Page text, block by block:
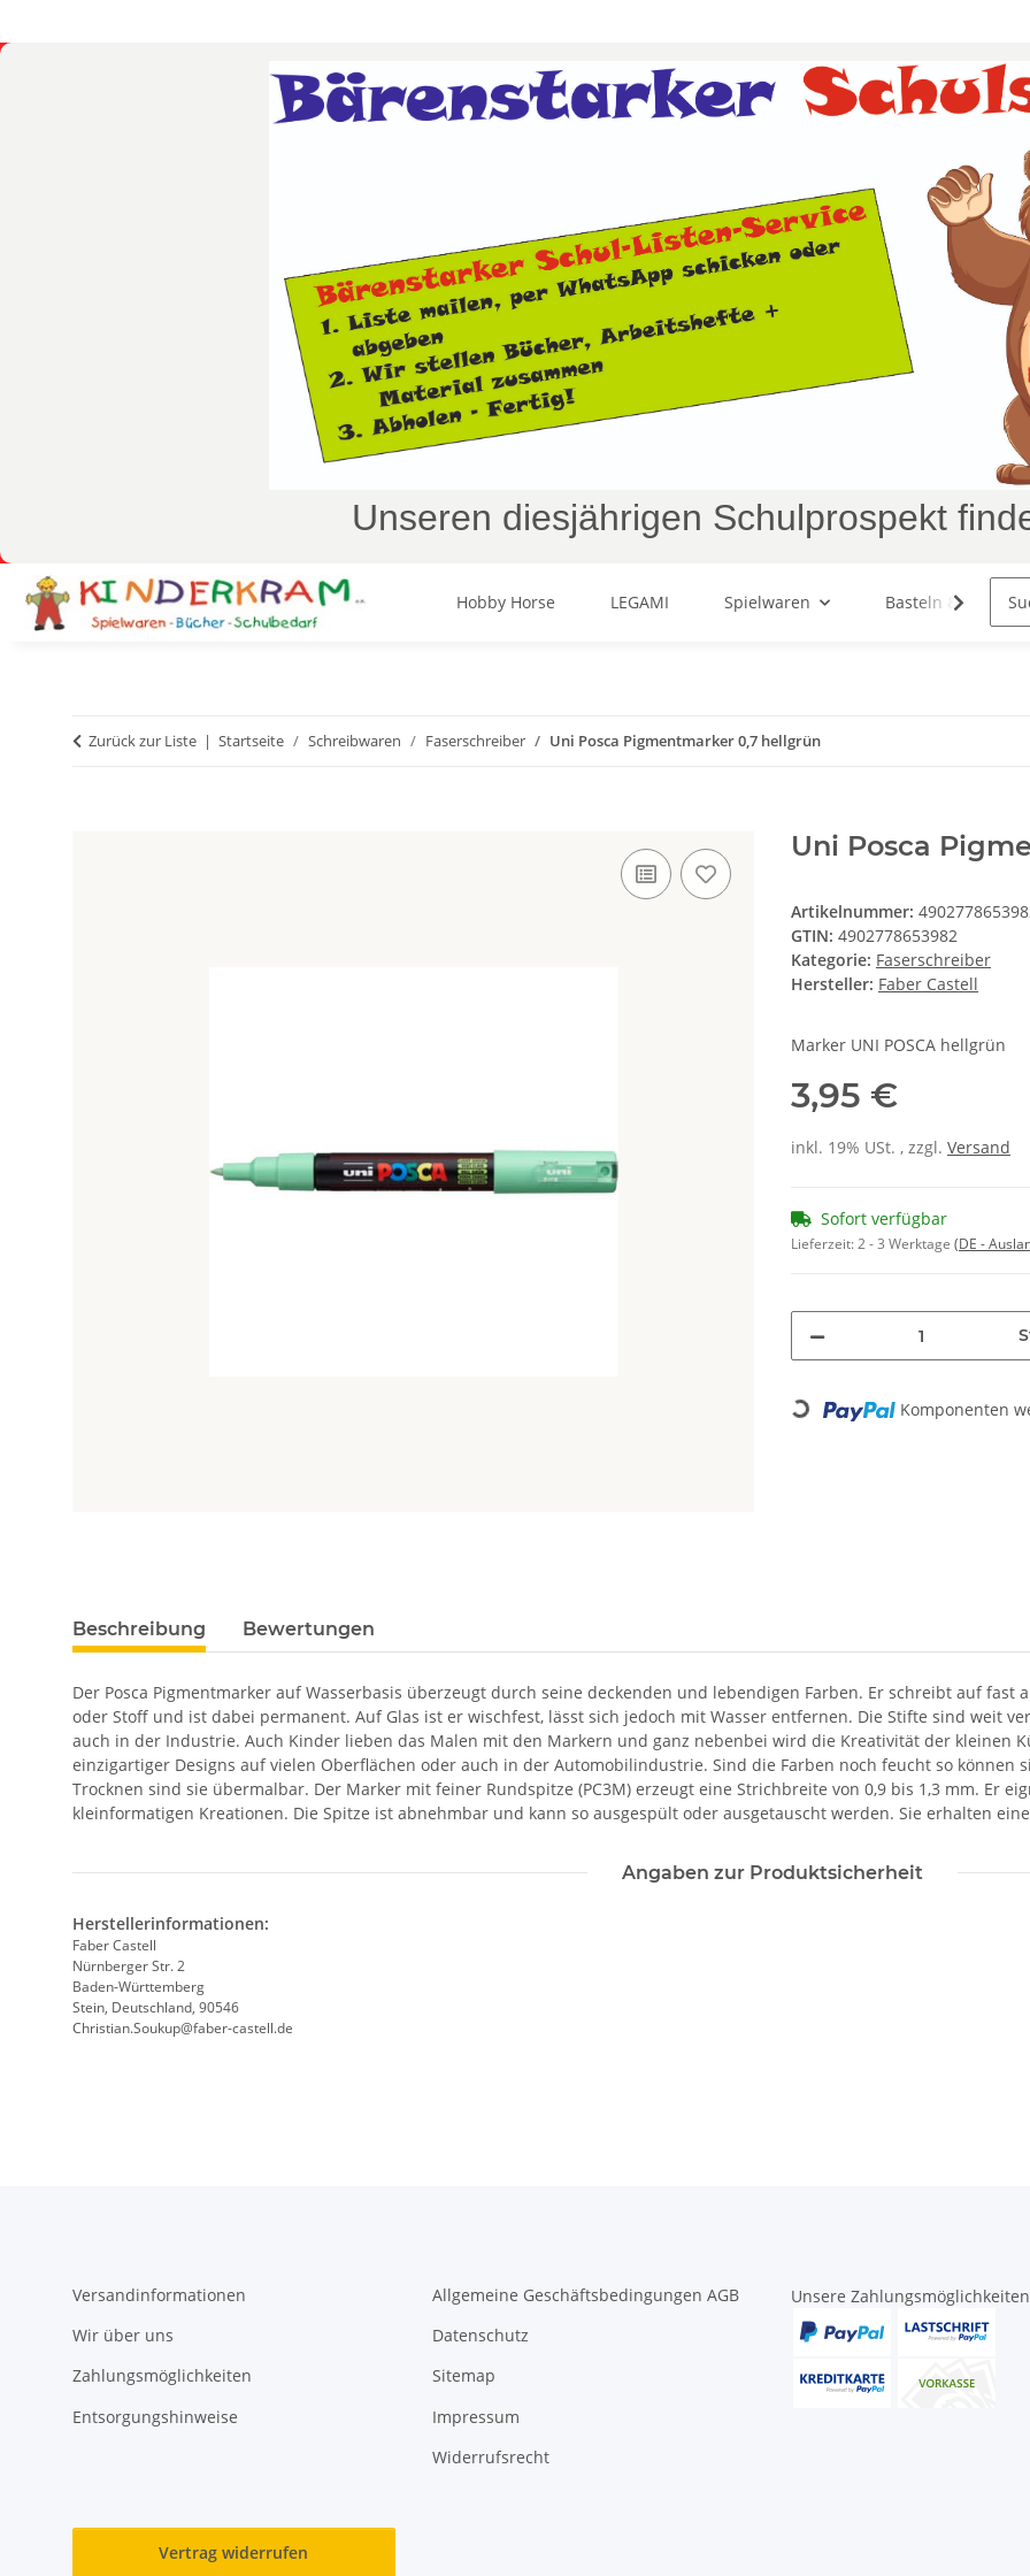
Unseren diesjährigen Schulprospekt
Hobby Horse LEGAMI Spielwaren Basteln & Malen
Zurück zur Liste Startseite Schreibwaren Faserschreiber Uni Posca Pigmentmarker 0,7 hellgrün
Uni Posca
Artikelnummer:
GTIN: 4902778653982
Kategorie: Faserschreiber
Hersteller: Faber Castell
Marker UNI POSCA hellgrün
3,95 €
inkl. 19% USt. , zzgl. Versand
Sofort verfügbar
Lieferzeit:2 - 3 Werktage (DE -
Loading... Komponenten
Beschreibung Bewertungen
Der Posca Pigmentmarker auf Wasserbasis überzeugt durch seine deckenden und lebendigen Farben. Er schreibt auf fast
oder Stoff und ist dabei permanent. Auf Glas ist er wischfest, lässt sich jedoch mit Wasser entfernen. Die Stifte sind weit
auch in der Industrie. Auch Kinder lieben das Malen mit den Markern und ganz nebenbei wird die Kreativität der kleinen
einzigartiger Designs auf vielen Oberflächen oder auch in der Automobilindustrie. Sind die Farben noch feucht so können
Trocknen sind sie übermalbar. Der Marker mit feiner Rundspitze (PC3M) erzeugt eine Strichbreite von 0,9 bis 1,3 mm. Er
kleinformatigen Kreationen. Die Spitze ist abnehmbar und kann so ausgespült oder ausgetauscht werden. Sie erhalten
Angaben zur Produktsicherheit
Herstellerinformationen:
Faber Castell
Nürnberger Str. 2
Baden-Württemberg
Stein, Deutschland, 90546
Christian.Soukup@faber-castell.de
Versandinformationen
Wir über uns
Zahlungsmöglichkeiten
Entsorgungshinweise
Allgemeine Geschäftsbedingungen AGB
Datenschutz
Sitemap
Impressum
Widerrufsrecht
Unsere
Vertrag widerrufen